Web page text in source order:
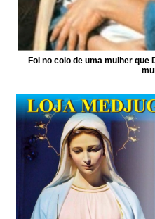
Foi no colo de uma mulher